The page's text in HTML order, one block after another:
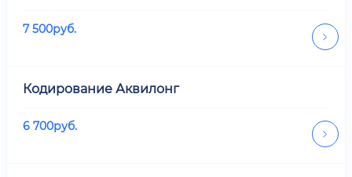
7 500руб.
Кодирование Аквилонг
6 700руб.